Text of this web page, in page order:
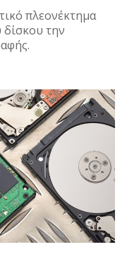
πλεονέκτημα
δίσκου την